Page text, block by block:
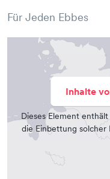
Für Jeden Ebbes
Inhalte
Dieses Element
die Einbettung solcher